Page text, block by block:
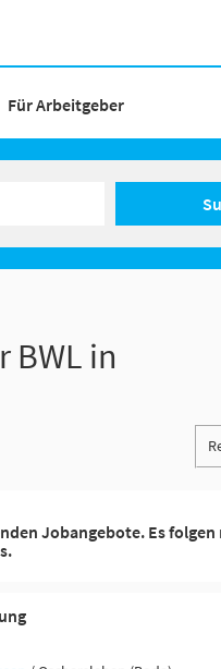
Für Arbeitgeber
BWL in
Jobangebote. Es